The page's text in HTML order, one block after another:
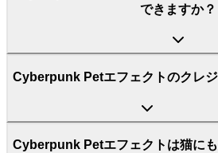
できますか？
Cyberpunk Petエフェクトのクレ
Cyberpunk Petエフェクトは猫に